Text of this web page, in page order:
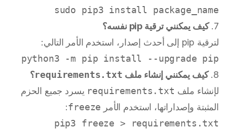
sudo pip3 install package_name
7. كيف يمكنني ترقية pip نفسه؟
لترقية pip إلى أحدث إصدار، استخدم الأمر التالي:
python3 -m pip install --upgrade pip
8. كيف يمكنني إنشاء ملف requirements.txt؟
لإنشاء ملف requirements.txt يسرد جميع الحزم
المثبتة وإصداراتها، استخدم الأمر freeze
:
pip3 freeze > requirements.txt